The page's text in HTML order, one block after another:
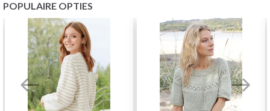
POPULAIRE OPTIES